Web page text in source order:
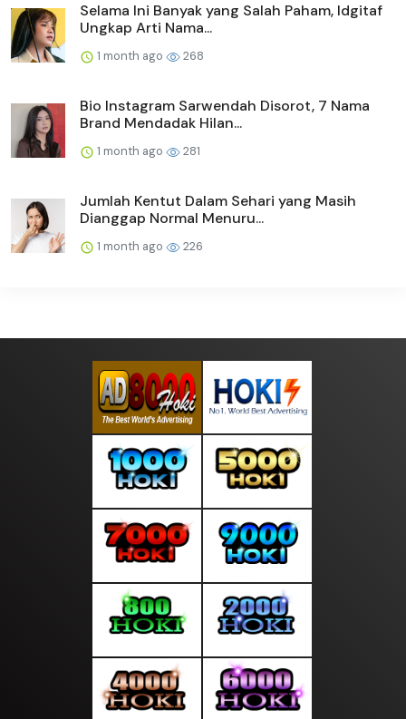
Selama Ini Banyak yang Salah Paham, Idgitaf
Ungkap Arti Nama...
1 month ago 268
Bio Instagram Sarwendah Disorot, 7 Nama
Brand Mendadak Hilan...
1 month ago 281
Jumlah Kentut Dalam Sehari yang Masih
Dianggap Normal Menuru...
1 month ago 226